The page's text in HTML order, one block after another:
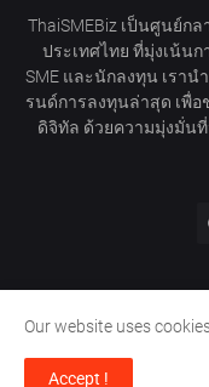
ThaiSMEBiz เป็นศูนย์ก
ประเทศไทย ที่มุ่งเน้น
SME และนักลงทุน เราน
รนด์การลงทุนล่าสุด เพื่
ดิจิทัล ด้วยความมุ่งมั่น
Our website uses
Accept !